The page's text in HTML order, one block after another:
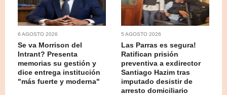
6 AGOSTO 2026
Se va Morrison del
Intrant? Presenta
memorias su gestión y
dice entrega institución
"más fuerte y moderna"
5 AGOSTO 2026
Las Parras es segura!
Ratifican prisión
preventiva a exdirector
Santiago Hazim tras
imputado desistir de
arresto domiciliario